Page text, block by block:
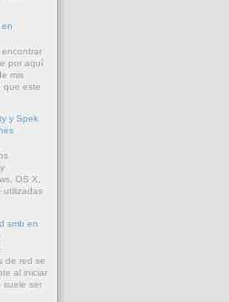
en
encontrar
por aquí
mis
que este
y Spek
OS X,
utilizadas
smb en
de red se
al iniciar
suele ser